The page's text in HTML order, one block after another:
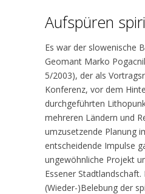
Aufspüren
Es war der slowenische
Geomant Marko
5/2003), der als
Konferenz, vor dem
durchgeführten
mehreren Ländern und
umzusetzende Planung
entscheidende Impulse
ungewöhnliche Projekt
Essener Stadtlandschaft.
(Wieder-)Belebung der